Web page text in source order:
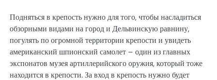
Подняться в крепость нужно для того, чтобы насладиться
обзорными видами на город и Дельвинскую равнину,
погулять по огромной территории крепости и увидеть
американский шпионский самолет – один из главных
экспонатов музея артиллерийского оружия, который тоже
находится в крепости. За вход в крепость нужно будет